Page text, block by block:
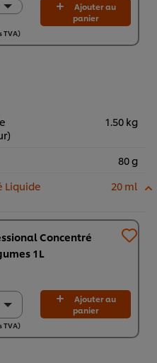
Ajouter au
panier
TVA)
1.50 kg
80 g
Liquide
20 ml
Concentré
1L
Ajouter au
panier
TVA)